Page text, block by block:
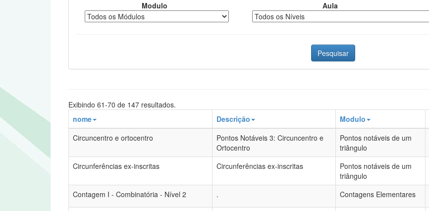
Modulo Aula
Pesquisar
Exibindo 61-70 de 147 resultados.
nome
Descrição Modulo
Circuncentro e ortocentro
Pontos Notáveis 3: Circuncentro e
Ortocentro
Pontos notáveis de um
triângulo
Circunferências ex-inscritas Circunferências ex-inscritas
Pontos notáveis de um
triângulo
Contagem I - Combinatória - Nível 2 . Contagens Elementares